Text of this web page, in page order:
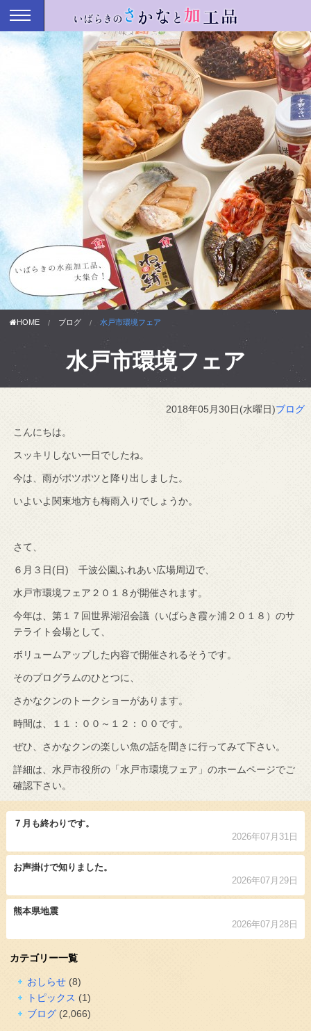
HOME ブログ 水戸市環境フェア
水戸市環境フェア
2018年05月30日(水曜日)ブログ
こんにちは。
スッキリしない一日でしたね。
今は、雨がポツポツと降り出しました。
いよいよ関東地方も梅雨入りでしょうか。
さて、
６月３日(日) 千波公園ふれあい広場周辺で、
水戸市環境フェア２０１８が開催されます。
今年は、第１７回世界湖沼会議（いばらき霞ヶ浦２０１８）のサ
テライト会場として、
ボリュームアップした内容で開催されるそうです。
そのプログラムのひとつに、
さかなクンのトークショーがあります。
時間は、１１：００～１２：００です。
ぜひ、さかなクンの楽しい魚の話を聞きに行ってみて下さい。
詳細は、水戸市役所の「水戸市環境フェア」のホームページでご
確認下さい。
７月も終わりです。
2026年07月31日
お声掛けで知りました。
2026年07月29日
熊本県地震
2026年07月28日
カテゴリー一覧
おしらせ(8)
トピックス (1)
ブログ(2,066)